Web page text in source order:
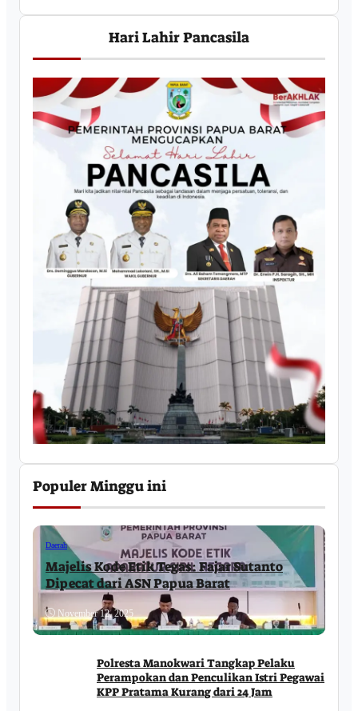
Hari Lahir Pancasila
Populer Minggu ini
Daerah
Majelis Kode Etik Tegas: Fajar Sutanto
Dipecat dari ASN Papua Barat
November 12, 2025
Polresta Manokwari Tangkap Pelaku
Perampokan dan Penculikan Istri Pegawai
KPP Pratama Kurang dari 24 Jam